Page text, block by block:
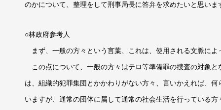
のかについて、整理をして刑事局長に答弁を求めたいと思いま
○林政府参考人
まず、一般の方々という言葉、これは、使用される文脈によ
この点について、一般の方々はテロ等準備罪の捜査の対象
は、組織的犯罪集団とかかわりがない方々、言いかえれば、
いますが、通常の団体に属して通常の社会生活を行っている